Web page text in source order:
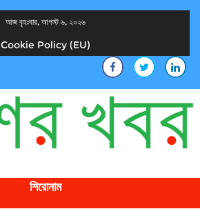
আজ বৃহঃবার, আগস্ট ৬, ২০২৬
Cookie Policy (EU)
শিরোনাম